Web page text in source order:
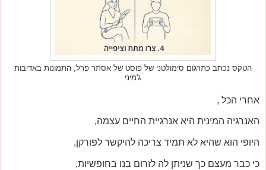
הטקס נכתב כתרגום סימולטני של פוסט של אסתר פרל, התמונות באדיבות
ג'מיני
אחרי הכל ,
האנרגיה המינית היא אנרגיית החיים עצמה,
היופי הוא שהיא לא תמיד צריכה להיקשר לפורקן,
כי כבר מעצם כך שניתן לה לזרום בנו בחופשיות,